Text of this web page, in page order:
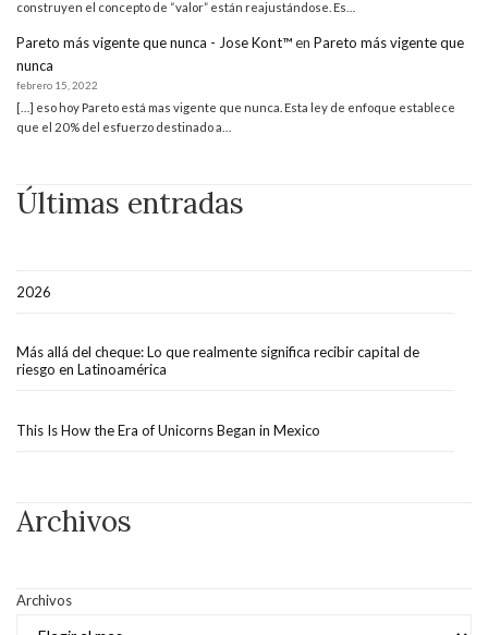
construyen el concepto de “valor” están reajustándose. Es…
Pareto más vigente que nunca - Jose Kont™en Pareto más vigente que
nunca
febrero 15, 2022
[…] eso hoy Pareto está mas vigente que nunca. Esta ley de enfoque establece
que el 20% del esfuerzo destinado a…
Últimas entradas
2026
Más allá del cheque: Lo que realmente significa recibir capital de
riesgo en Latinoamérica
This Is How the Era of Unicorns Began in Mexico
Archivos
Archivos